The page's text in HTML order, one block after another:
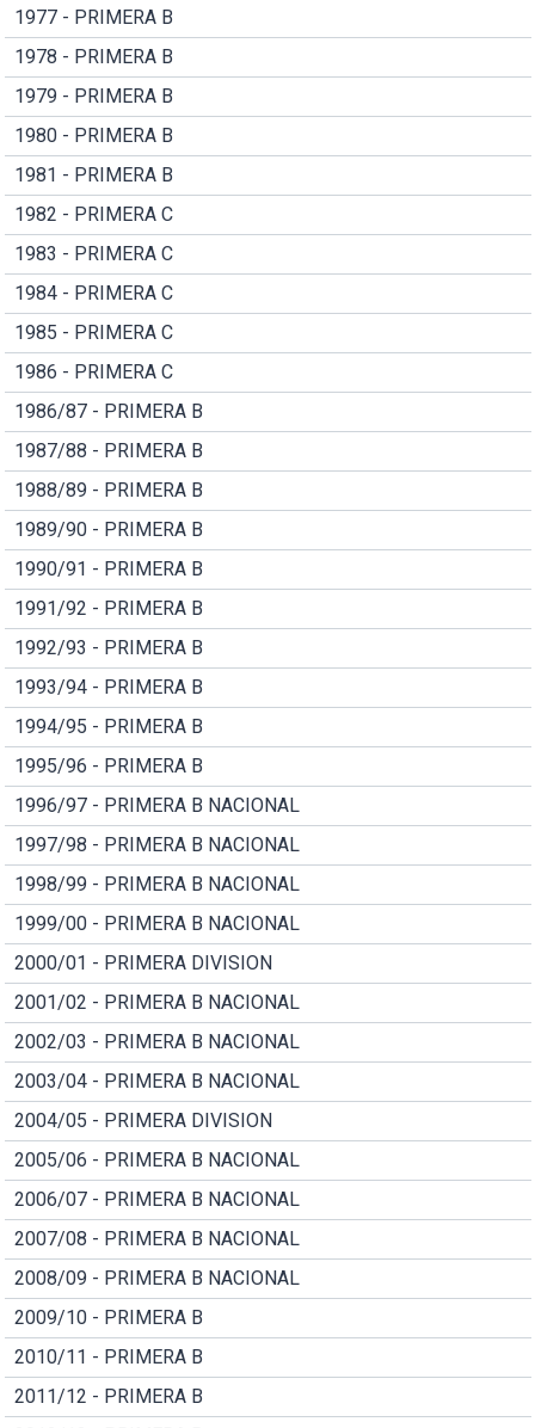
1977 - PRIMERA B
1978 - PRIMERA B
1979 - PRIMERA B
1980 - PRIMERA B
1981 - PRIMERA B
1982 - PRIMERA C
1983 - PRIMERA C
1984 - PRIMERA C
1985 - PRIMERA C
1986 - PRIMERA C
1986/87 - PRIMERA B
1987/88 - PRIMERA B
1988/89 - PRIMERA B
1989/90 - PRIMERA B
1990/91 - PRIMERA B
1991/92 - PRIMERA B
1992/93 - PRIMERA B
1993/94 - PRIMERA B
1994/95 - PRIMERA B
1995/96 - PRIMERA B
1996/97 - PRIMERA B NACIONAL
1997/98 - PRIMERA B NACIONAL
1998/99 - PRIMERA B NACIONAL
1999/00 - PRIMERA B NACIONAL
2000/01 - PRIMERA DIVISION
2001/02 - PRIMERA B NACIONAL
2002/03 - PRIMERA B NACIONAL
2003/04 - PRIMERA B NACIONAL
2004/05 - PRIMERA DIVISION
2005/06 - PRIMERA B NACIONAL
2006/07 - PRIMERA B NACIONAL
2007/08 - PRIMERA B NACIONAL
2008/09 - PRIMERA B NACIONAL
2009/10 - PRIMERA B
2010/11 - PRIMERA B
2011/12 - PRIMERA B